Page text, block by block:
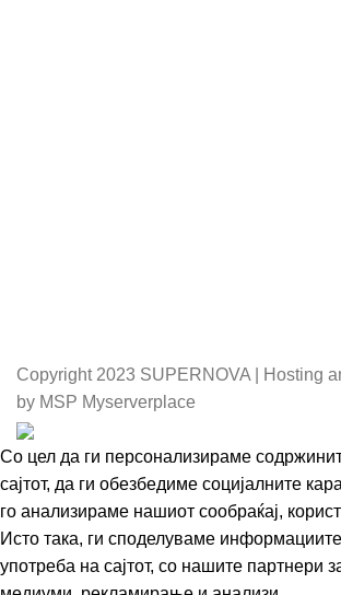
Copyright 2023 SUPERNOVA | Hosting
by MSP Myserverplace
Со цел да ги персонализираме
сајтот, да ги обезбедиме социјалните
го анализираме нашиот сообраќај,
Исто така, ги споделуваме
употреба на сајтот, со нашите партнери